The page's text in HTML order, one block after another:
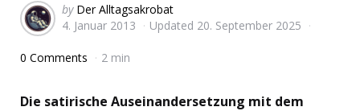
Posted
by
by Der Alltagsakrobat
4. Januar 2013
Updated 20. September 2025
0 Comments 2 min
Die satirische Auseinandersetzung mit dem